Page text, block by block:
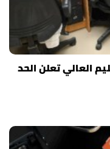
الثانية 2026.. التعليم العالي تعلن الحد